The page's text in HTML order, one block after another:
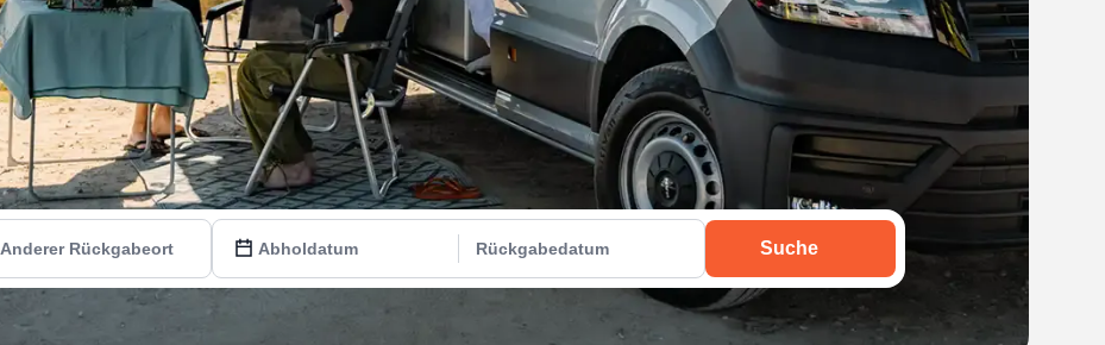
Anderer Rückgabeort Abholdatum Rückgabedatum Suche